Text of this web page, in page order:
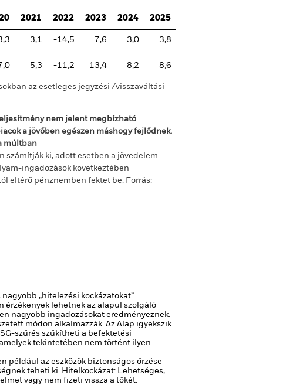
2021 2022 2023 2024 2025
3,1 -14,5 7,6 3,0 3,8
7,0 5,3 -11,2 13,4 8,2 8,6
az esetleges jegyzési /visszaváltási
nem jelent megbízható
a jövőben egészen máshogy fejlődnek.
múltban
számítják ki, adott esetben a jövedelem
ingadozások következtében
eltérő pénznemben fektet be. Forrás:
„hitelezési kockázatokat”
érzékenyek lehetnek az alapul szolgáló
nagyobb ingadozásokat eredményeznek.
módon alkalmazzák. Az Alap igyekszik
szűrés szűkítheti a befektetési
tekintetében nem történt ilyen
például az eszközök biztonságos őrzése –
teheti ki. Hitelkockázat: Lehetséges,
vagy nem fizeti vissza a tőkét.